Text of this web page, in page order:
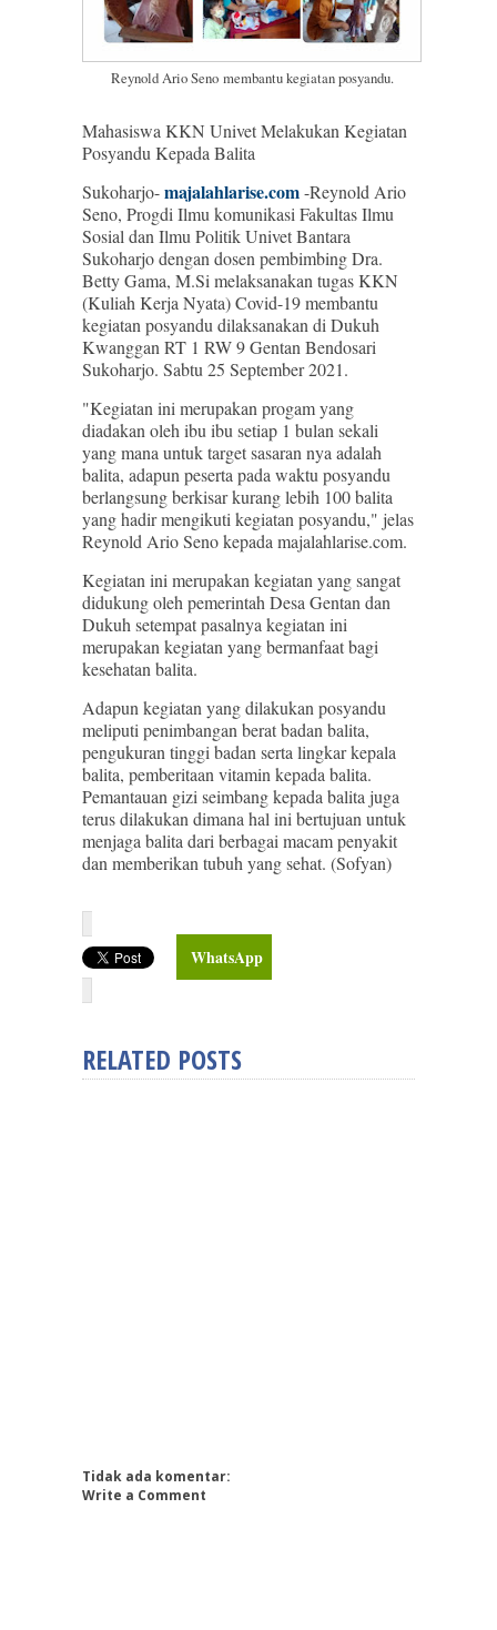
Reynold Ario Seno membantu kegiatan posyandu.
Mahasiswa KKN Univet Melakukan Kegiatan
Posyandu Kepada Balita
Sukoharjo-majalahlarise.com-Reynold Ario
Seno, Progdi Ilmu komunikasi Fakultas Ilmu
Sosial dan Ilmu Politik Univet Bantara
Sukoharjo dengan dosen pembimbing Dra.
Betty Gama, M.Si melaksanakan tugas KKN
(Kuliah Kerja Nyata) Covid-19 membantu
kegiatan posyandu dilaksanakan di Dukuh
Kwanggan RT 1 RW 9 Gentan Bendosari
Sukoharjo. Sabtu 25 September 2021.
"Kegiatan ini merupakan progam yang
diadakan oleh ibu ibu setiap 1 bulan sekali
yang mana untuk target sasaran nya adalah
balita, adapun peserta pada waktu posyandu
berlangsung berkisar kurang lebih 100 balita
yang hadir mengikuti kegiatan posyandu," jelas
Reynold Ario Seno kepada majalahlarise.com.
Kegiatan ini merupakan kegiatan yang sangat
didukung oleh pemerintah Desa Gentan dan
Dukuh setempat pasalnya kegiatan ini
merupakan kegiatan yang bermanfaat bagi
kesehatan balita.
Adapun kegiatan yang dilakukan posyandu
meliputi penimbangan berat badan balita,
pengukuran tinggi badan serta lingkar kepala
balita, pemberitaan vitamin kepada balita.
Pemantauan gizi seimbang kepada balita juga
terus dilakukan dimana hal ini bertujuan untuk
menjaga balita dari berbagai macam penyakit
dan memberikan tubuh yang sehat. (Sofyan)
WhatsApp
RELATED POSTS
Tidak ada komentar:
Write a Comment